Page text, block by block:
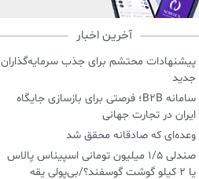
آخرین اخبار
پیشنهادات محتشم برای جذب سرمایه‌گذاران
جدید
سامانه B2B؛ فرصتی برای بازسازی جایگاه
ایران در تجارت جهانی
وعده‌ای که صادقانه محقق شد
صندلی ۱/۵ میلیون تومانی اسپیناس پالاس
یا ۲ کیلو گوشت گوسفند؟/بی‌پولی یقه